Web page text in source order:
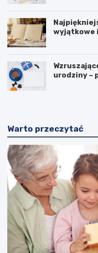
wyjątkowe
urodziny –
Warto przeczytać